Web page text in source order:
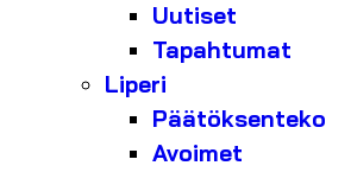
Uutiset
Tapahtumat
Liperi
Päätöksenteko
Avoimet